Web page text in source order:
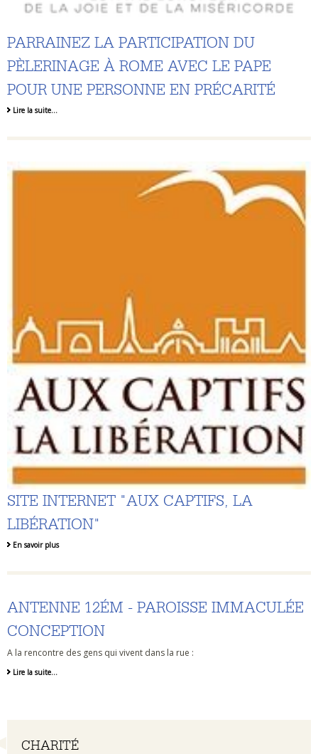
Navigation
CHARITÉ
PARRAINEZ LA PARTICIPATION DU
PÈLERINAGE À ROME AVEC LE PAPE
POUR UNE PERSONNE EN PRÉCARITÉ
Lire la suite…
SITE INTERNET "AUX CAPTIFS, LA
LIBÉRATION"
En savoir plus
ANTENNE 12ÉM - PAROISSE IMMACULÉE
CONCEPTION
A la rencontre des gens qui vivent dans la rue :
Lire la suite…